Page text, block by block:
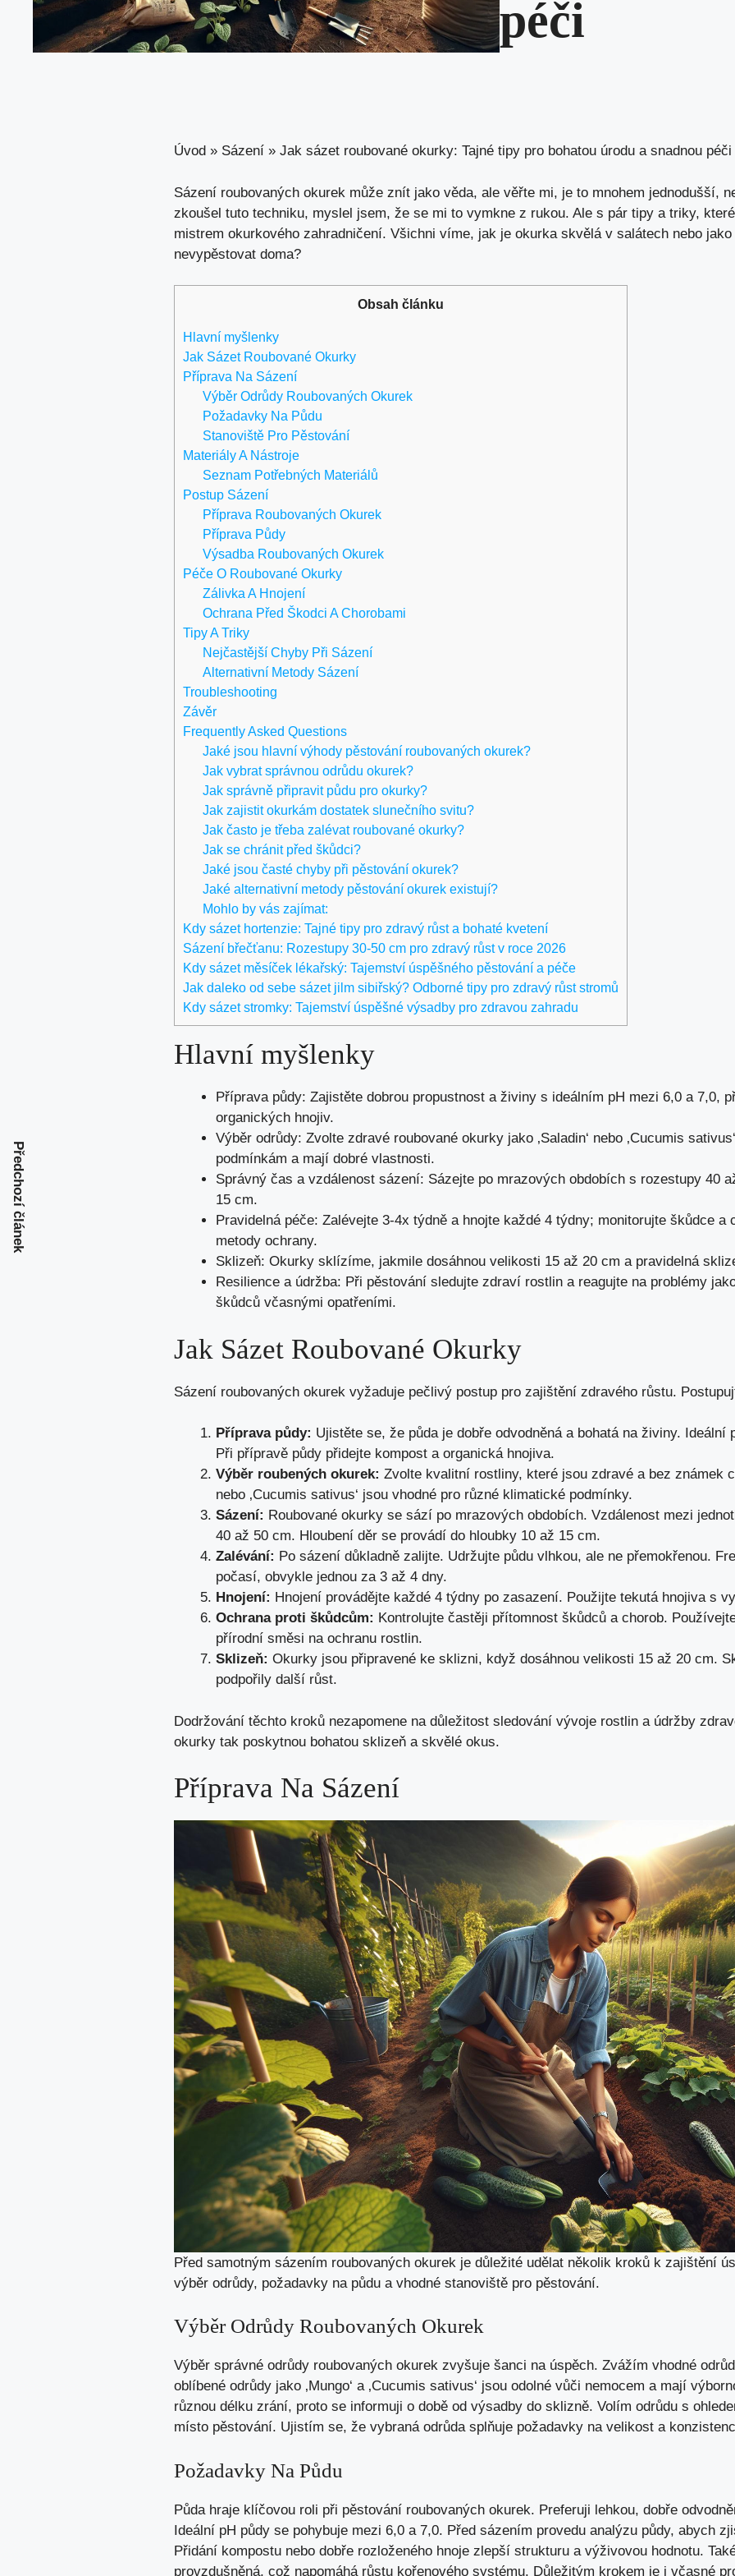
péči
Úvod » Sázení » Jak sázet roubované okurky: Tajné tipy pro bohatou úrodu a snadnou péči
Sázení roubovaných okurek může znít jako věda, ale věřte mi, je to mnohem jednodušší,
zkoušel tuto techniku, myslel jsem, že se mi to vymkne z rukou. Ale s pár tipy a triky,
mistrem okurkového zahradničení. Všichni víme, jak je okurka skvělá v salátech nebo
nevypěstovat doma?
Obsah článku
Hlavní myšlenky
Jak Sázet Roubované Okurky
Příprava Na Sázení
Výběr Odrůdy Roubovaných Okurek
Požadavky Na Půdu
Stanoviště Pro Pěstování
Materiály A Nástroje
Seznam Potřebných Materiálů
Postup Sázení
Příprava Roubovaných Okurek
Příprava Půdy
Výsadba Roubovaných Okurek
Péče O Roubované Okurky
Zálivka A Hnojení
Ochrana Před Škodci A Chorobami
Tipy A Triky
Nejčastější Chyby Při Sázení
Alternativní Metody Sázení
Troubleshooting
Závěr
Frequently Asked Questions
Jaké jsou hlavní výhody pěstování roubovaných okurek?
Jak vybrat správnou odrůdu okurek?
Jak správně připravit půdu pro okurky?
Jak zajistit okurkám dostatek slunečního svitu?
Jak často je třeba zalévat roubované okurky?
Jak se chránit před škůdci?
Jaké jsou časté chyby při pěstování okurek?
Jaké alternativní metody pěstování okurek existují?
Mohlo by vás zajímat:
Kdy sázet hortenzie: Tajné tipy pro zdravý růst a bohaté kvetení
Sázení břečťanu: Rozestupy 30-50 cm pro zdravý růst v roce 2026
Kdy sázet měsíček lékařský: Tajemství úspěšného pěstování a péče
Jak daleko od sebe sázet jilm sibiřský? Odborné tipy pro zdravý růst stromů
Kdy sázet stromky: Tajemství úspěšné výsadby pro zdravou zahradu
Hlavní myšlenky
Příprava půdy: Zajistěte dobrou propustnost a živiny s ideálním pH mezi 6,0 a 7,0,
organických hnojiv.
Výběr odrůdy: Zvolte zdravé roubované okurky jako ‚Saladin‘ nebo ‚Cucumis
podmínkám a mají dobré vlastnosti.
Správný čas a vzdálenost sázení: Sázejte po mrazových obdobích s rozestupy 40
15 cm.
Pravidelná péče: Zalévejte 3-4x týdně a hnojte každé 4 týdny; monitorujte škůdce a
metody ochrany.
Sklizeň: Okurky sklízíme, jakmile dosáhnou velikosti 15 až 20 cm a pravidelná
Resilience a údržba: Při pěstování sledujte zdraví rostlin a reagujte na problémy
škůdců včasnými opatřeními.
Jak Sázet Roubované Okurky
Sázení roubovaných okurek vyžaduje pečlivý postup pro zajištění zdravého růstu.
Příprava půdy: Ujistěte se, že půda je dobře odvodněná a bohatá na živiny. Ideální
Při přípravě půdy přidejte kompost a organická hnojiva.
Výběr roubených okurek: Zvolte kvalitní rostliny, které jsou zdravé a bez známek
nebo ‚Cucumis sativus‘ jsou vhodné pro různé klimatické podmínky.
Sázení: Roubované okurky se sází po mrazových obdobích. Vzdálenost mezi
40 až 50 cm. Hloubení děr se provádí do hloubky 10 až 15 cm.
Zalévání: Po sázení důkladně zalijte. Udržujte půdu vlhkou, ale ne přemokřenou.
počasí, obvykle jednou za 3 až 4 dny.
Hnojení: Hnojení provádějte každé 4 týdny po zasazení. Použijte tekutá hnojiva s
Ochrana proti škůdcům: Kontrolujte častěji přítomnost škůdců a chorob.
přírodní směsi na ochranu rostlin.
Sklizeň: Okurky jsou připravené ke sklizni, když dosáhnou velikosti 15 až 20 cm.
podpořily další růst.
Dodržování těchto kroků nezapomene na důležitost sledování vývoje rostlin a údržby
okurky tak poskytnou bohatou sklizeň a skvělé okus.
Příprava Na Sázení
Před samotným sázením roubovaných okurek je důležité udělat několik kroků k zajištění
výběr odrůdy, požadavky na půdu a vhodné stanoviště pro pěstování.
Výběr Odrůdy Roubovaných Okurek
Výběr správné odrůdy roubovaných okurek zvyšuje šanci na úspěch. Zvážím vhodné
oblíbené odrůdy jako ‚Mungo‘ a ‚Cucumis sativus‘ jsou odolné vůči nemocem a mají
různou délku zrání, proto se informuji o době od výsadby do sklizně. Volím odrůdu s
místo pěstování. Ujistím se, že vybraná odrůda splňuje požadavky na velikost a
Požadavky Na Půdu
Půda hraje klíčovou roli při pěstování roubovaných okurek. Preferuji lehkou, dobře
Ideální pH půdy se pohybuje mezi 6,0 a 7,0. Před sázením provedu analýzu půdy, abych
Přidání kompostu nebo dobře rozloženého hnoje zlepší strukturu a výživovou hodnotu.
provzdušněná, což napomáhá růstu kořenového systému. Důležitým krokem je i včasné
Předchozí článek